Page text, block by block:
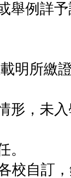
例詳予
明所繳
，未入
校自訂